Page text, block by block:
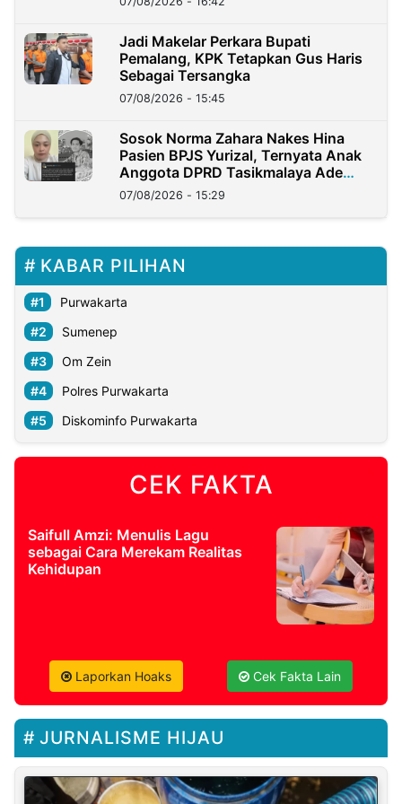
Jadi Makelar Perkara Bupati
Pemalang, KPK Tetapkan Gus Haris
Sebagai Tersangka
07/08/2026 - 15:45
Sosok Norma Zahara Nakes Hina
Pasien BPJS Yurizal, Ternyata Anak
Anggota DPRD Tasikmalaya Ade
Lukman
07/08/2026 - 15:29
KABAR PILIHAN
Purwakarta
Sumenep
Om Zein
Polres Purwakarta
Diskominfo Purwakarta
CEK FAKTA
Saifull Amzi: Menulis Lagu
sebagai Cara Merekam Realitas
Kehidupan
Laporkan Hoaks Cek Fakta Lain
JURNALISME HIJAU